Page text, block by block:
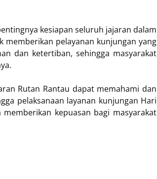
kesiapan seluruh jajaran dalam
pelayanan kunjungan yang
dan ketertiban, sehingga masyarakat
Rutan Rantau dapat memahami dan
pelaksanaan layanan kunjungan Hari
kepuasan bagi masyarakat